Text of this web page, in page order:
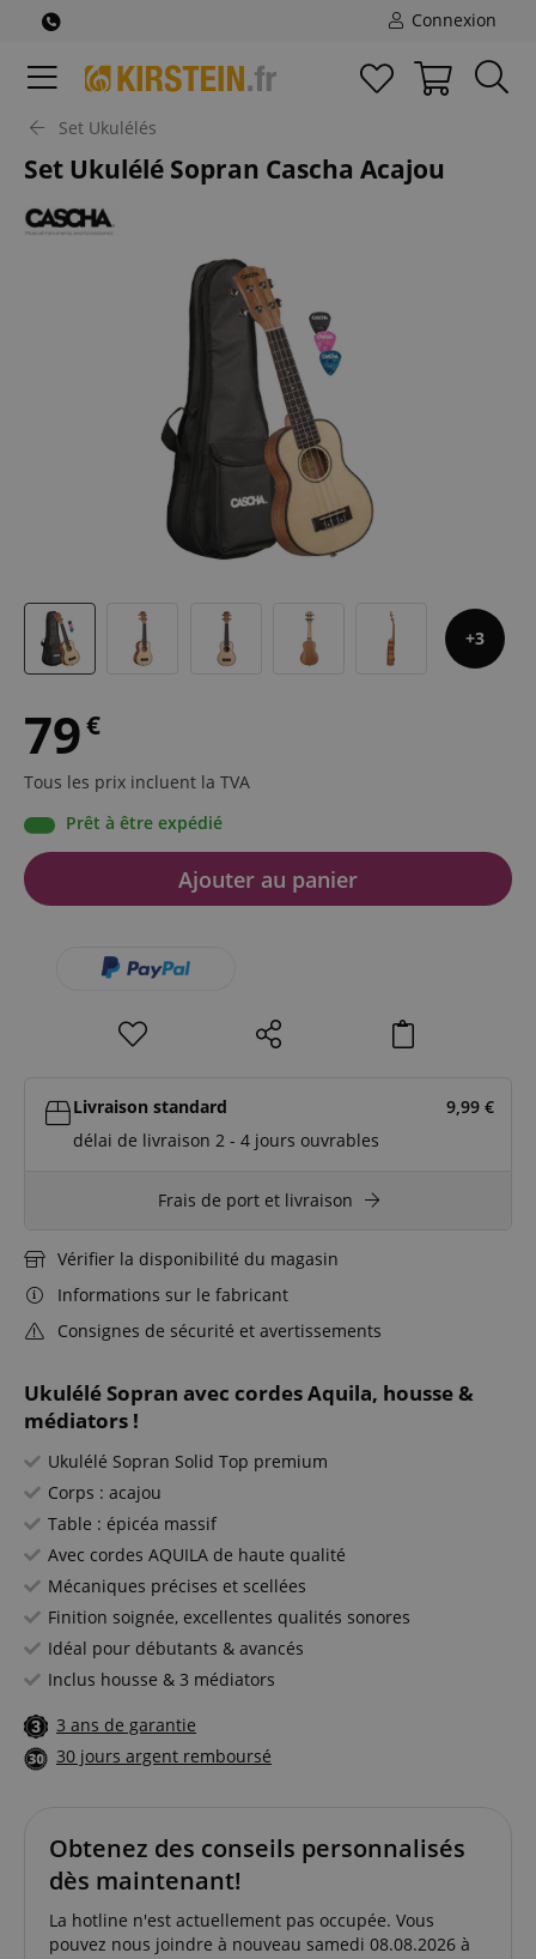
Connexion
Set Ukulélés
Set Ukulélé Sopran Cascha Acajou
3
Ukulélé Sopran avec cordes Aquila, housse &
médiators !
Ukulélé Sopran Solid Top premium
Corps : acajou
Table : épicéa massif
Avec cordes AQUILA de haute qualité
Mécaniques précises et scellées
Finition soignée, excellentes qualités sonores
Idéal pour débutants & avancés
Inclus housse & 3 médiators
3 ans de garantie
30 jours argent remboursé
79€
Tous les prix incluent la TVA
Prêt à être expédié
Ajouter au panier
Livraison standard 9,99 €
délai de livraison 2 - 4 jours ouvrables
Frais de port et livraison
Vérifier la disponibilité du magasin
Informations sur le fabricant
Consignes de sécurité et avertissements
Obtenez des conseils personnalisés
dès maintenant!
La hotline n'est actuellement pas occupée. Vous
pouvez nous joindre à nouveau samedi 08.08.2026 à